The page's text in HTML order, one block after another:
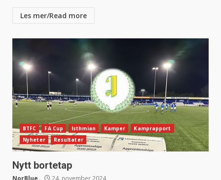
Les mer/Read more
BTFC FA Cup Isthmian Kamper
Kamprapport
Nyheter
Resultater
Nytt bortetap
NorBlue 24. november 2024